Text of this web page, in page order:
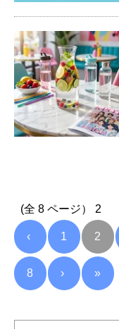
(全 8 ページ） 2
‹ 1 2
8 › »